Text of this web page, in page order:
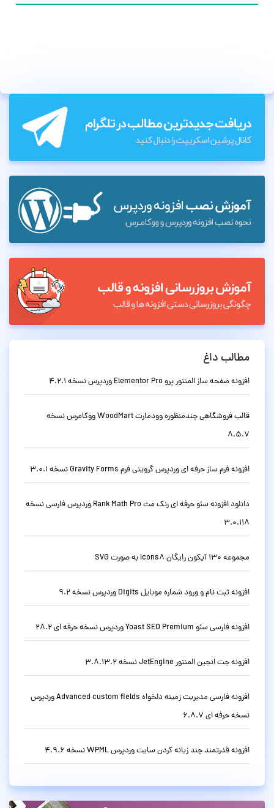
مطالب داغ
افزونه صفحه ساز المنتور پرو Elementor Pro وردپرس نسخه 4.2.1
قالب فروشگاهی چندمنظوره وودمارت WoodMart ووکامرس نسخه
8.5.7
افزونه فرم ساز حرفه ای وردپرس گرویتی فرم Gravity Forms نسخه 3.0.1
دانلود افزونه سئو حرفه ای رنک مث Rank Math Pro وردپرس فارسی نسخه
3.0.118
مجموعه 130 آیکون رایگان Icons8 به صورت SVG
افزونه ثبت نام و ورود شماره موبایل Digits وردپرس نسخه 9.2
افزونه فارسی سئو Yoast SEO Premium وردپرس نسخه حرفه ای 28.2
افزونه جت انجین المنتور JetEngine نسخه 3.8.13.2
افزونه فارسی مدیریت زمینه دلخواه Advanced custom fields وردپرس
نسخه حرفه ای 6.8.7
افزونه قدرتمند چند زبانه کردن سایت وردپرس WPML نسخه 4.9.6